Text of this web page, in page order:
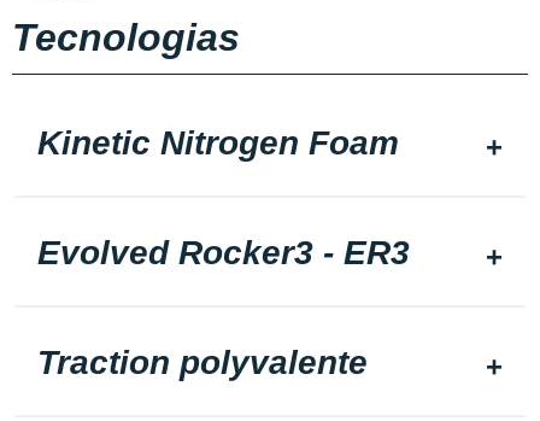
Tecnologias
Kinetic Nitrogen Foam
Evolved Rocker3 - ER3
Traction polyvalente